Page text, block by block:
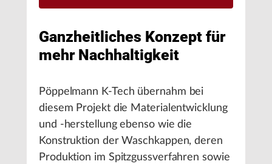
Ganzheitliches Konzept für
mehr Nachhaltigkeit
Pöppelmann K-Tech übernahm bei
diesem Projekt die Materialentwicklung
und -herstellung ebenso wie die
Konstruktion der Waschkappen, deren
Produktion im Spitzgussverfahren sowie